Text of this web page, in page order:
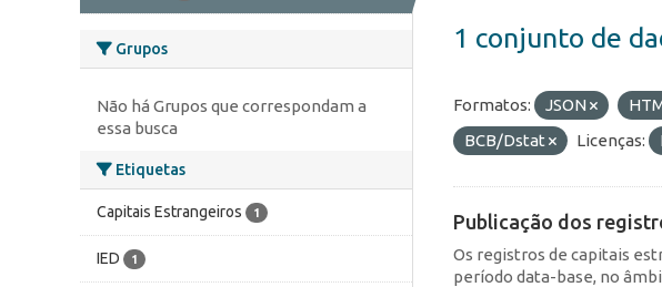
Grupos
Não há Grupos que correspondam a
essa busca
Etiquetas
Capitais Estrangeiros 1
IED 1
1 conjunto de
Formatos: JSON
BCB/Dstat
Licenças:
Publicação dos
Os registros de capitais
período data-base, no